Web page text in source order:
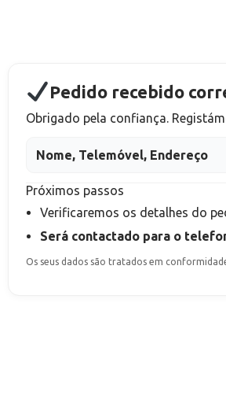
Pedido recebido
Obrigado pela confiança.
Nome, Telemóvel, Endereço
Próximos passos
Verificaremos os detalhes do
Será contactado para o
Os seus dados são tratados em